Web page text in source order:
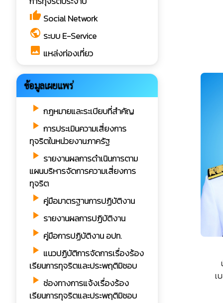
thumb_up Social Network
public ระบบ E-Service
image แหล่งท่องเที่ยว
ข้อมูลเผยแพร่
play_arrow กฎหมายและระเบียบที่สำคัญ
play_arrow การประเมินความเสี่ยงการ
ทุจริตในหน่วยงานภาครัฐ
play_arrow รายงานผลการดำเนินการตาม
แผนบริหารจัดการความเสี่ยงการ
ทุจริต
play_arrow คู่มือมาตรฐานการปฏิบัติงาน
play_arrow รายงานผลการปฏิบัติงาน
play_arrow คู่มือการปฏิบัติงาน อปท.
play_arrow แนวปฏิบัติการจัดการเรื่องร้อง
เรียนการทุจริตและประพฤติมิชอบ
play_arrow ช่องทางการแจ้งเรื่องร้อง
เรียนการทุจริตและประพฤติมิชอบ
เ